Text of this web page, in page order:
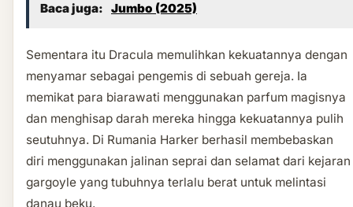
Baca juga: Jumbo (2025)
Sementara itu Dracula memulihkan kekuatannya dengan
menyamar sebagai pengemis di sebuah gereja. Ia
memikat para biarawati menggunakan parfum magisnya
dan menghisap darah mereka hingga kekuatannya pulih
seutuhnya. Di Rumania Harker berhasil membebaskan
diri menggunakan jalinan seprai dan selamat dari kejaran
gargoyle yang tubuhnya terlalu berat untuk melintasi
danau beku.